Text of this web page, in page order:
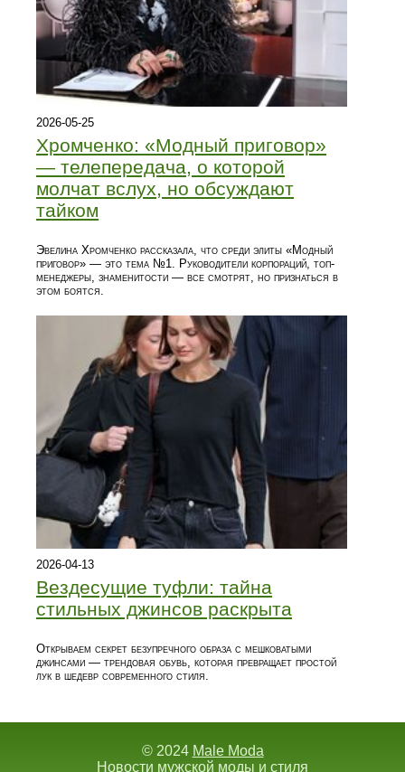
2026-05-25
Хромченко: «Модный приговор»
— телепередача, о которой
молчат вслух, но обсуждают
тайком
Эвелина Хромченко рассказала, что среди элиты «Модный
приговор» — это тема №1. Руководители корпораций, топ-
менеджеры, знаменитости — все смотрят, но признаться в
этом боятся.
2026-04-13
Вездесущие туфли: тайна
стильных джинсов раскрыта
Открываем секрет безупречного образа с мешковатыми
джинсами — трендовая обувь, которая превращает простой
лук в шедевр современного стиля.
© 2024 Male Moda
Новости мужской моды и стиля